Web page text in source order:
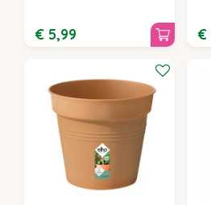
€ 5,99 €